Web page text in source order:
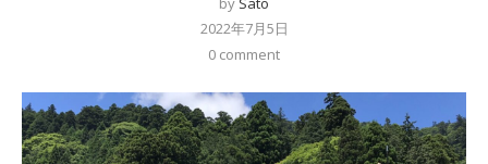
2022年7月5日
0 comment